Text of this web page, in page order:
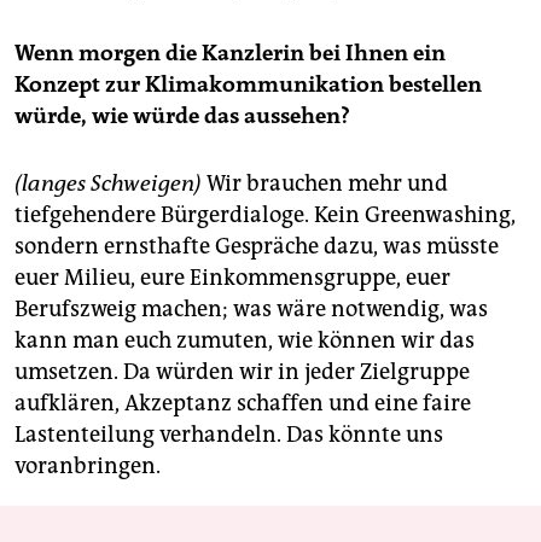
Wenn morgen die Kanzlerin bei Ihnen ein
Konzept zur Klimakommunikation bestellen
würde, wie würde das aussehen?
(langes Schweigen) Wir brauchen mehr und
tiefgehendere Bürgerdialoge. Kein Greenwashing,
sondern ernsthafte Gespräche dazu, was müsste
euer Milieu, eure Einkommensgruppe, euer
Berufszweig machen; was wäre notwendig, was
kann man euch zumuten, wie können wir das
umsetzen. Da würden wir in jeder Zielgruppe
aufklären, Akzeptanz schaffen und eine faire
Lastenteilung verhandeln. Das könnte uns
voranbringen.